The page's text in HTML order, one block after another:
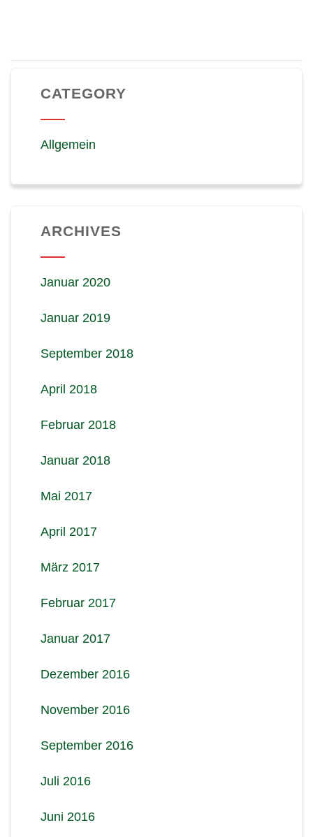
CATEGORY
Allgemein
ARCHIVES
Januar 2020
Januar 2019
September 2018
April 2018
Februar 2018
Januar 2018
Mai 2017
April 2017
März 2017
Februar 2017
Januar 2017
Dezember 2016
November 2016
September 2016
Juli 2016
Juni 2016